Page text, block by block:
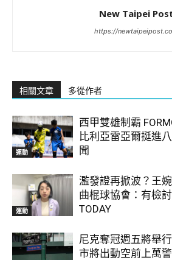
New Taipei
https://
相關文章 多從作者
運動
西甲雙雄制霸
比利亞雷亞爾挺進
聞
運動
濫發證再掀波？王
曲棍球協會：有檢
TODAY
尼克奪冠週五將舉
市將出動空前上萬